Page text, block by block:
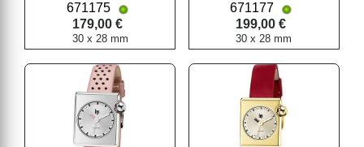
671175
179,00 €
30 x 28 mm
671177
199,00 €
30 x 28 mm